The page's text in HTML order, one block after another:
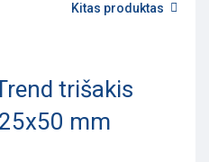
Kitas produktas
trišakis
mm